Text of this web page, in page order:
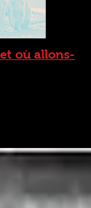
où allons-